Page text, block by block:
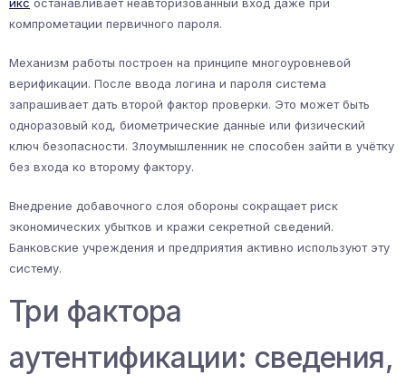
икс останавливает неавторизованный вход даже при
компрометации первичного пароля.
Механизм работы построен на принципе многоуровневой
верификации. После ввода логина и пароля система
запрашивает дать второй фактор проверки. Это может быть
одноразовый код, биометрические данные или физический
ключ безопасности. Злоумышленник не способен зайти в учётку
без входа ко второму фактору.
Внедрение добавочного слоя обороны сокращает риск
экономических убытков и кражи секретной сведений.
Банковские учреждения и предприятия активно используют эту
систему.
Три фактора
аутентификации: сведения,